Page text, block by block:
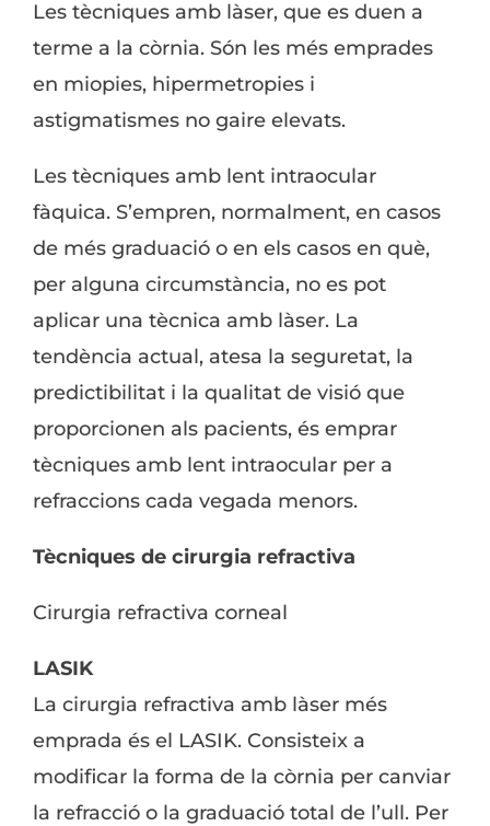
Les tècniques amb làser, que es duen a
terme a la còrnia. Són les més emprades
en miopies, hipermetropies i
astigmatismes no gaire elevats.
Les tècniques amb lent intraocular
fàquica. S’empren, normalment, en casos
de més graduació o en els casos en què,
per alguna circumstància, no es pot
aplicar una tècnica amb làser. La
tendència actual, atesa la seguretat, la
predictibilitat i la qualitat de visió que
proporcionen als pacients, és emprar
tècniques amb lent intraocular per a
refraccions cada vegada menors.
Tècniques de cirurgia refractiva
Cirurgia refractiva corneal
LASIK
La cirurgia refractiva amb làser més
emprada és el LASIK. Consisteix a
modificar la forma de la còrnia per canviar
la refracció o la graduació total de l’ull. Per